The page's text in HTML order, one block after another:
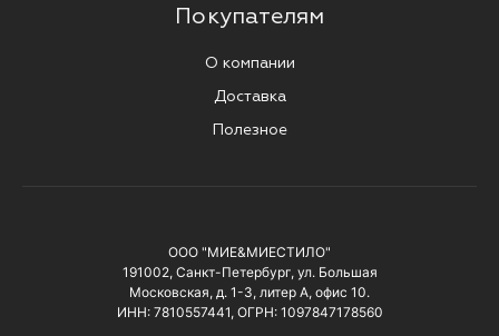
Покупателям
О компании
Доставка
Полезное
ООО "МИЕ&МИЕСТИЛО"
191002, Санкт-Петербург, ул. Большая
Московская, д. 1-3, литер А, офис 10.
ИНН: 7810557441, ОГРН: 1097847178560